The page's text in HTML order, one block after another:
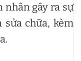
nhân gây ra sự
sửa chữa, kèm